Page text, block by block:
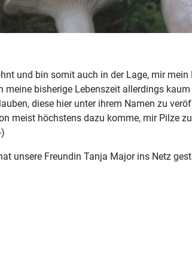
und bin somit auch in der Lage, mir
bisherige Lebenszeit allerdings
diese hier unter ihrem Namen zu
höchstens dazu komme, mir Pilze
unsere Freundin Tanja Major ins Netz